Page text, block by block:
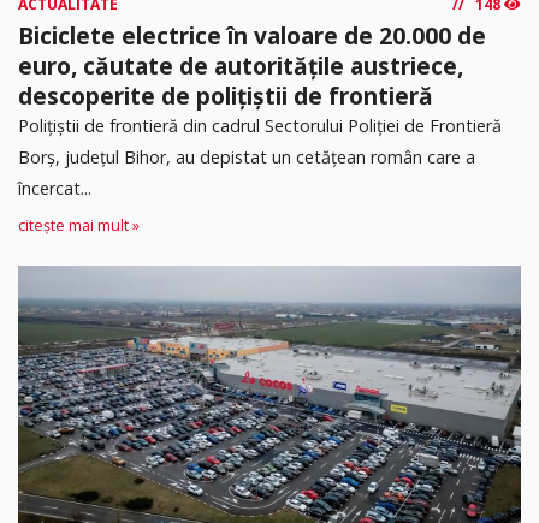
ACTUALITATE 148
Biciclete electrice în valoare de 20.000 de
euro, căutate de autoritățile austriece,
descoperite de polițiștii de frontieră
Poliţiştii de frontieră din cadrul Sectorului Poliției de Frontieră
Borș, județul Bihor, au depistat un cetățean român care a
încercat...
citește mai mult »